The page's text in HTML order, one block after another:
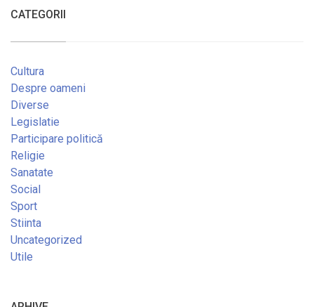
CATEGORII
Cultura
Despre oameni
Diverse
Legislatie
Participare politică
Religie
Sanatate
Social
Sport
Stiinta
Uncategorized
Utile